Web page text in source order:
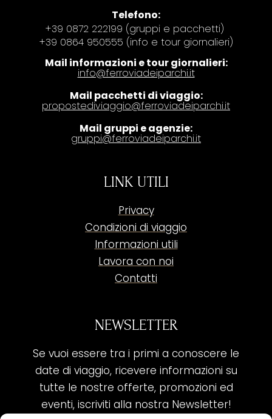
Telefono:
+39 0872 222199 (gruppi e pacchetti)
+39 0864 950555 (info e tour giornalieri)
Mail informazioni e tour giornalieri:
info@ferroviadeiparchi.it
Mail pacchetti di viaggio:
propostediviaggio@ferroviadeiparchi.it
Mail gruppi e agenzie:
gruppi@ferroviadeiparchi.it
LINK UTILI
Privacy
Condizioni di viaggio
Informazioni utili
Lavora con noi
Contatti
NEWSLETTER
Se vuoi essere tra i primi a conoscere le
date di viaggio, ricevere informazioni su
tutte le nostre offerte, promozioni ed
eventi, iscriviti alla nostra Newsletter!